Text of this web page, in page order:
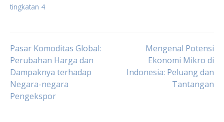
tingkatan 4
Post
navigation
Pasar Komoditas Global:
Perubahan Harga dan
Dampaknya terhadap
Negara-negara
Pengekspor
Mengenal Potensi
Ekonomi Mikro di
Indonesia: Peluang dan
Tantangan